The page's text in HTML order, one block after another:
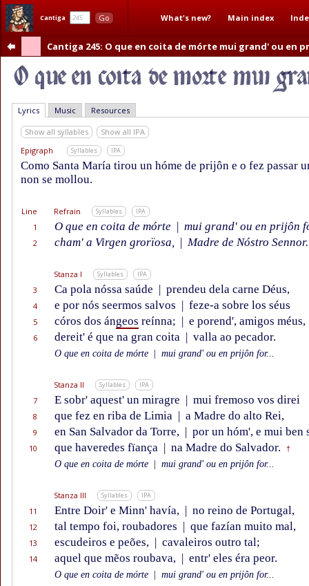
Cantiga Go What's new? Main index
Cantiga 245: O que en coita de mórte mui grand' ou en
Lyrics Music Resources
Show all syllables
Show all IPA
Epigraph
Syllables IPA
Como Santa María tirou un hóme de prijôn e o fez passar
non se mollou.
Line Refrain Syllables IPA
1 O que en coita de mórte | mui grand' ou en prijôn
2 cham' a Virgen grorïosa, | Madre de Nóstro Sennor.
Stanza I Syllables IPA
3 Ca pola nóssa saúde | prendeu dela carne Déus,
4 e por nós seermos salvos | feze-a sobre los séus
5 córos dos ángeos reínna; | e porend', amigos méus,
6 dereit' é que na gran coita | valla ao pecador.
O que en coita de mórte mui grand' ou en prijôn for...
Stanza II Syllables IPA
7 E sobr' aquest' un miragre | mui fremoso vos direi
8 que fez en riba de Limia | a Madre do alto Rei,
9 en San Salvador da Torre, | por un hóm', e mui ben
10 que haveredes fïança | na Madre do Salvador. †
O que en coita de mórte mui grand' ou en prijôn for...
Stanza III Syllables IPA
11 Entre Doir' e Minn' havía, | no reino de Portugal,
12 tal tempo foi, roubadores | que fazían muito mal,
13 escudeiros e peões, | cavaleiros outro tal;
14 aquel que mẽos roubava, | entr' eles éra peor.
O que en coita de mórte mui grand' ou en prijôn for...